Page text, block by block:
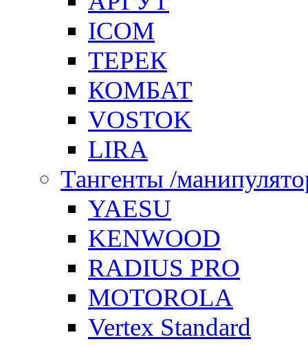
ICOM
ТЕРЕК
КОМБАТ
VOSTOK
LIRA
Тангенты /
YAESU
KENWOOD
RADIUS PRO
MOTOROLA
Vertex Standard